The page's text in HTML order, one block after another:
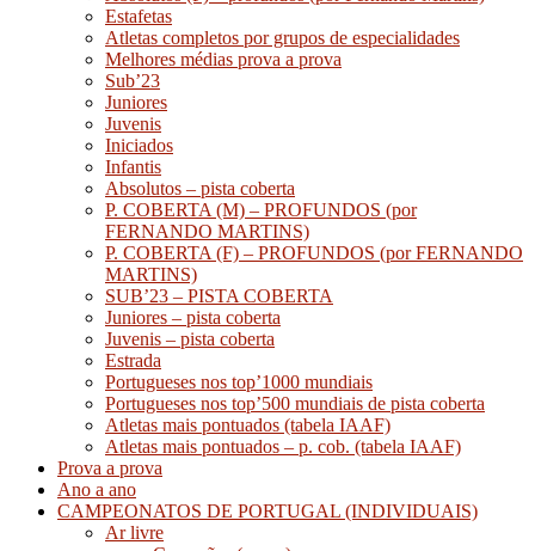
Estafetas
Atletas completos por grupos de especialidades
Melhores médias prova a prova
Sub’23
Juniores
Juvenis
Iniciados
Infantis
Absolutos – pista coberta
P. COBERTA (M) – PROFUNDOS (por
FERNANDO MARTINS)
P. COBERTA (F) – PROFUNDOS (por FERNANDO
MARTINS)
SUB’23 – PISTA COBERTA
Juniores – pista coberta
Juvenis – pista coberta
Estrada
Portugueses nos top’1000 mundiais
Portugueses nos top’500 mundiais de pista coberta
Atletas mais pontuados (tabela IAAF)
Atletas mais pontuados – p. cob. (tabela IAAF)
Prova a prova
Ano a ano
CAMPEONATOS DE PORTUGAL (INDIVIDUAIS)
Ar livre